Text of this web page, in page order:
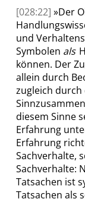
[028:22] »Der
und
Symbolen als
können. Der
allein durch
zugleich durch
diesem Sinne
Erfahrung
Erfahrung
Sachverhalte,
Sachverhalte:
Tatsachen ist
Tatsachen als